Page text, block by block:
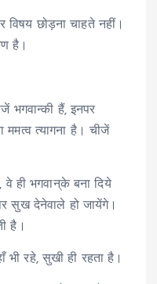
छोड़ना चाहते नहीं।
है।
भगवान्की हैं, इनपर
ममत्व त्यागना है। चीजें
वे ही भगवान्‌के बना दिये
सुख देनेवाले हो जायेंगे।
है।
भी रहे, सुखी ही रहता है।